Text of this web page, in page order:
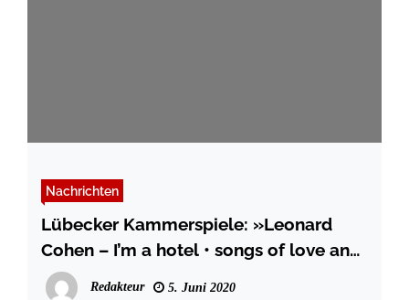
Nachrichten
Lübecker Kammerspiele: »Leonard
Cohen – I’m a hotel • songs of love and
hate«
Redakteur 5. Juni 2020